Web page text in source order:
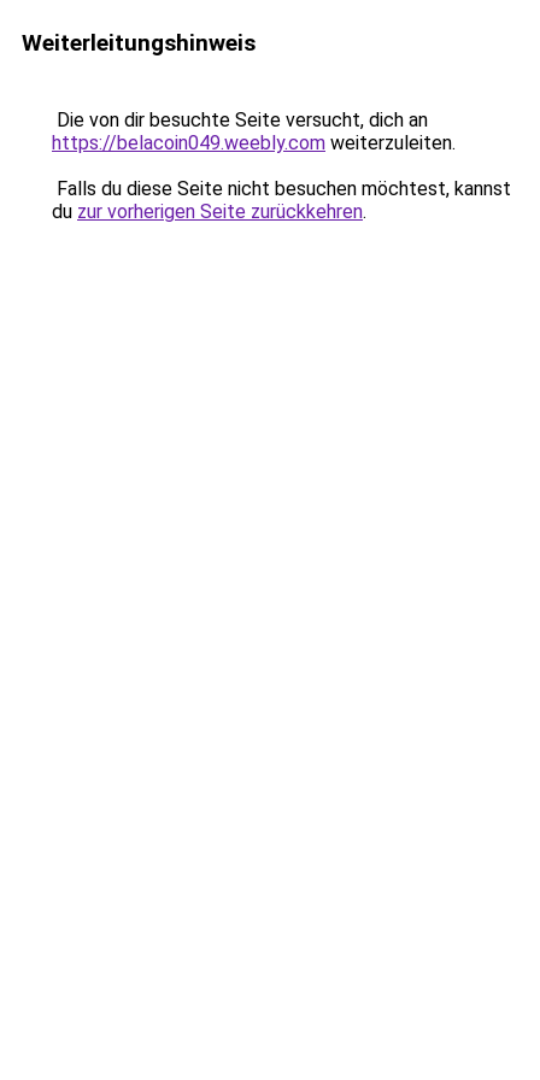
Weiterleitungshinweis
Die von dir besuchte Seite versucht, dich an
https://belacoin049.weebly.com weiterzuleiten.
Falls du diese Seite nicht besuchen möchtest, kannst
du zur vorherigen Seite zurückkehren.